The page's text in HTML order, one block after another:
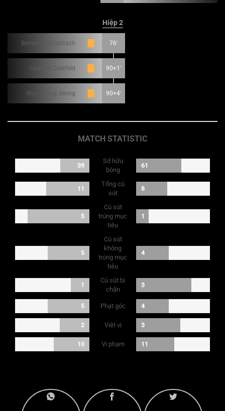
Hiệp 2
Benedict Hollerbach 76'
Leopold Querfeld 90+1'
Woo-yeong Jeong 90+4'
MATCH STATISTIC
39
Sở hữu
bóng
61
11
Tổng cú
sút
8
5
Cú sút
trúng mục
tiêu
1
5
Cú sút
không
trúng mục
tiêu
4
1
Cú sút bị
chặn
3
5 Phạt góc 4
2 Việt vị 3
10 Vi phạm 11